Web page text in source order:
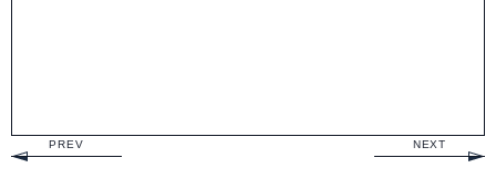
PREV NEXT